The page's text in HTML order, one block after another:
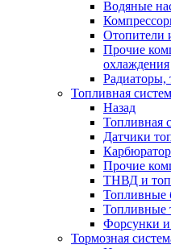
Водяные
Отопители
Прочие
охлаждения
Радиаторы,
Топливная
Назад
Топливная
Датчики
Прочие
ТНВД и
Топливные
Топливные
Форсунки
Тормозная